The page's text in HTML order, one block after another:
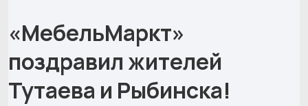
«МебельМаркт»
поздравил жителей
Тутаева и Рыбинска!